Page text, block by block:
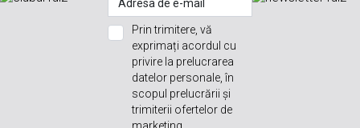
Prin trimitere, vă
exprimați acordul cu
privire la prelucrarea
datelor personale, în
scopul prelucrării și
trimiterii ofertelor de